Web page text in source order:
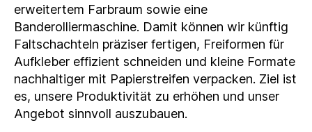
erweitertem Farbraum sowie eine
Banderolliermaschine. Damit können wir künftig
Faltschachteln präziser fertigen, Freiformen für
Aufkleber effizient schneiden und kleine Formate
nachhaltiger mit Papierstreifen verpacken. Ziel ist
es, unsere Produktivität zu erhöhen und unser
Angebot sinnvoll auszubauen.